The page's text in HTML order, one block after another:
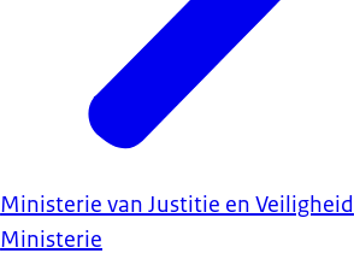
Ministerie van Justitie en Veiligheid
Ministerie